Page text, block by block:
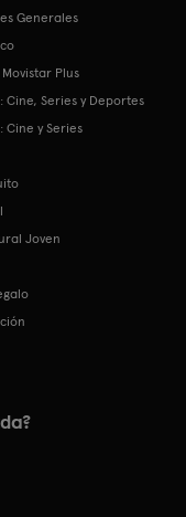
Generales
Plus
Cine, Series y Deportes
Cine y Series
Joven